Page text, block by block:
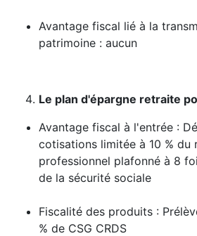
Avantage fiscal lié à la
patrimoine : aucun
Le plan d'épargne retraite
Avantage fiscal à l'entrée :
cotisations limitée à 10 % du
professionnel plafonné à 8
de la sécurité sociale
Fiscalité des produits :
% de CSG CRDS